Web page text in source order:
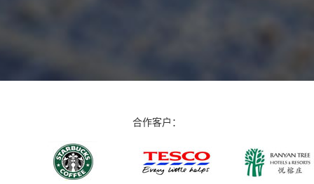
合作客户：